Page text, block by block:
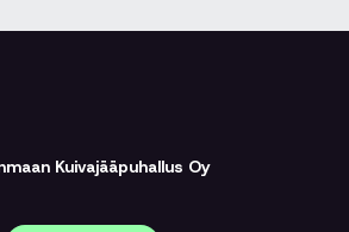
Kuivajääpuhallus Oy